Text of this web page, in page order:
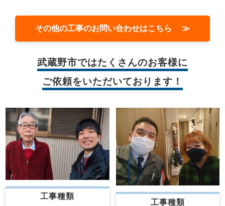
その他の工事のお問い合わせはこちら ≫
武蔵野市ではたくさんのお客様に
ご依頼をいただいております！
工事種類
工事種類